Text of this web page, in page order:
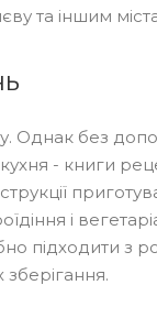
та іншим
без
- книги
і
підходити з
зберігання.